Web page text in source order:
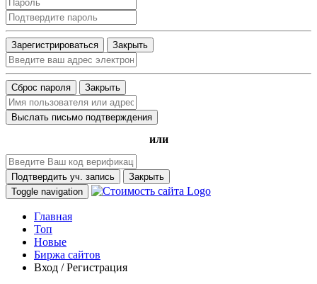
Зарегистрироваться Закрыть
Сброс пароля Закрыть
Выслать письмо подтверждения
или
Подтвердить уч. запись
Закрыть
Toggle navigation
Главная
Топ
Новые
Биржа сайтов
Вход / Регистрация